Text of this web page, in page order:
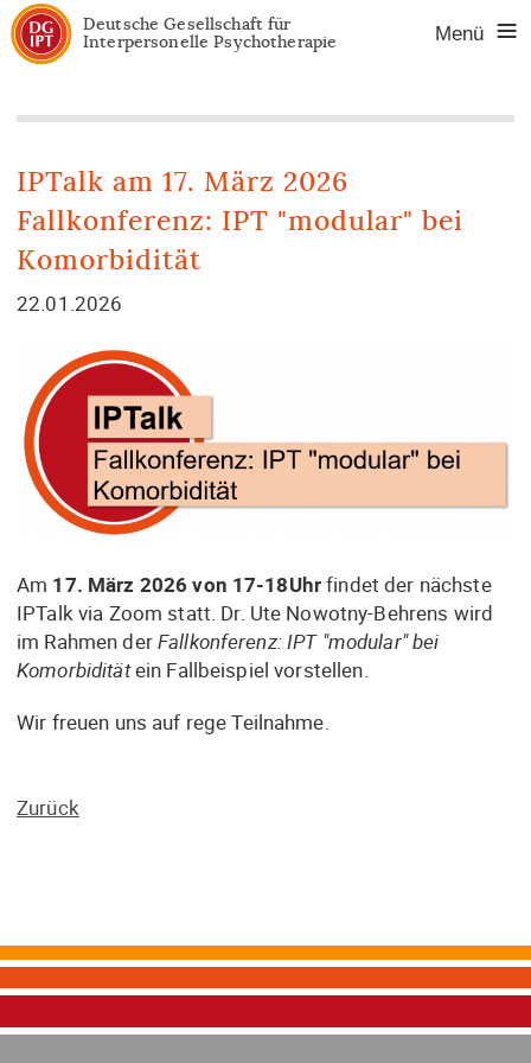
Deutsche Gesellschaft für
Interpersonelle Psychotherapie
Menü
IPTalk am 17. März 2026
Fallkonferenz: IPT "modular" bei
Komorbidität
22.01.2026
Am 17. März 2026 von 17-18Uhrfindet der nächste
IPTalk via Zoom statt. Dr. Ute Nowotny-Behrens wird
im Rahmen derFallkonferenz: IPT "modular" bei
Komorbiditätein Fallbeispiel vorstellen.
Wir freuen uns auf rege Teilnahme.
Zurück